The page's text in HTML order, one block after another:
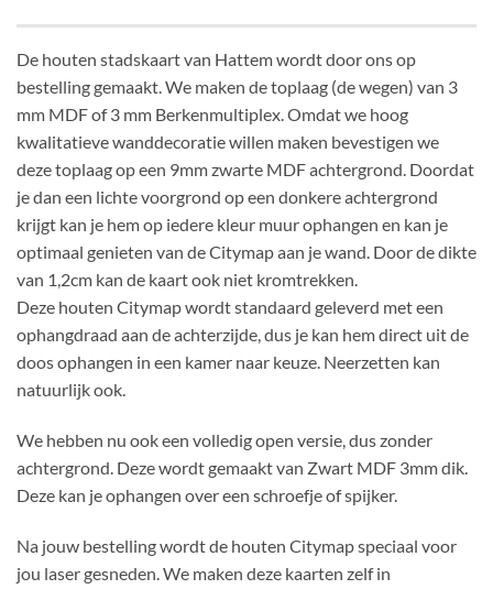
De houten stadskaart van Hattem wordt door ons op
bestelling gemaakt. We maken de toplaag (de wegen) van 3
mm MDF of 3 mm Berkenmultiplex. Omdat we hoog
kwalitatieve wanddecoratie willen maken bevestigen we
deze toplaag op een 9mm zwarte MDF achtergrond. Doordat
je dan een lichte voorgrond op een donkere achtergrond
krijgt kan je hem op iedere kleur muur ophangen en kan je
optimaal genieten van de Citymap aan je wand. Door de dikte
van 1,2cm kan de kaart ook niet kromtrekken.
Deze houten Citymap wordt standaard geleverd met een
ophangdraad aan de achterzijde, dus je kan hem direct uit de
doos ophangen in een kamer naar keuze. Neerzetten kan
natuurlijk ook.
We hebben nu ook een volledig open versie, dus zonder
achtergrond. Deze wordt gemaakt van Zwart MDF 3mm dik.
Deze kan je ophangen over een schroefje of spijker.
Na jouw bestelling wordt de houten Citymap speciaal voor
jou laser gesneden. We maken deze kaarten zelf in